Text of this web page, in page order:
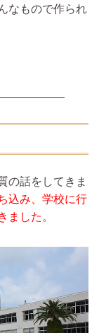
なもので作られ
の話をしてきま
込み、学校に行
ました。